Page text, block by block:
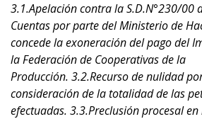
3.1.Apelación contra la S.D.N°230/00
Cuentas por parte del Ministerio de
concede la exoneración del pago del
la Federación de Cooperativas de la
Producción. 3.2.Recurso de nulidad
consideración de la totalidad de las
efectuadas. 3.3.Preclusión procesal